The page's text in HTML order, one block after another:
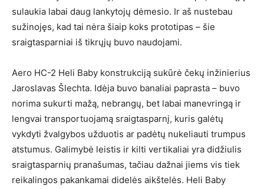
sulaukia labai daug lankytojų dėmesio. Ir aš nustebau
sužinojęs, kad tai nėra šiaip koks prototipas – šie
sraigtasparniai iš tikrųjų buvo naudojami.
Aero HC-2 Heli Baby konstrukciją sukūrė čekų inžinierius
Jaroslavas Šlechta. Idėja buvo banaliai paprasta – buvo
norima sukurti mažą, nebrangų, bet labai manevringą ir
lengvai transportuojamą sraigtasparnį, kuris galėtų
vykdyti žvalgybos užduotis ar padėtų nukeliauti trumpus
atstumus. Galimybė leistis ir kilti vertikaliai yra didžiulis
sraigtasparnių pranašumas, tačiau dažnai jiems vis tiek
reikalingos pakankamai didelės aikštelės. Heli Baby